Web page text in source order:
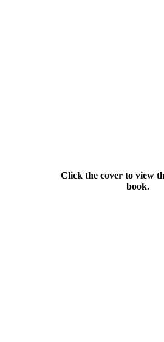
Click the cover to view
book.